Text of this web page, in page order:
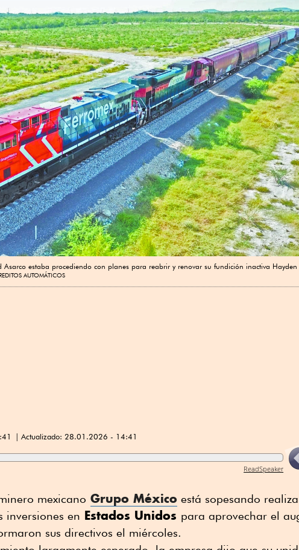
estaba procediendo ⁠con planes para reabrir y renovar su fundición inactiva
AUTOMÁTICOS
Actualizado: 28.01.2026 - 14:41
ReadSpeaker
mexicano Grupo México está sopesando
inversiones en Estados Unidos para aprovechar el
sus directivos el miércoles.